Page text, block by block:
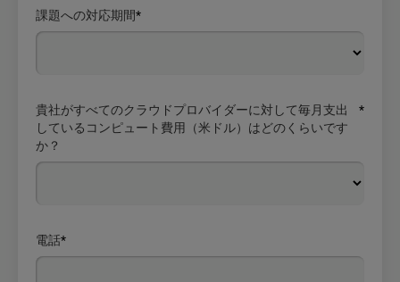
*
課題への対応期間
*
貴社がすべてのクラウドプロバイダーに対して毎月支出
しているコンピュート費用（米ドル）はどのくらいです
か？
*
電話